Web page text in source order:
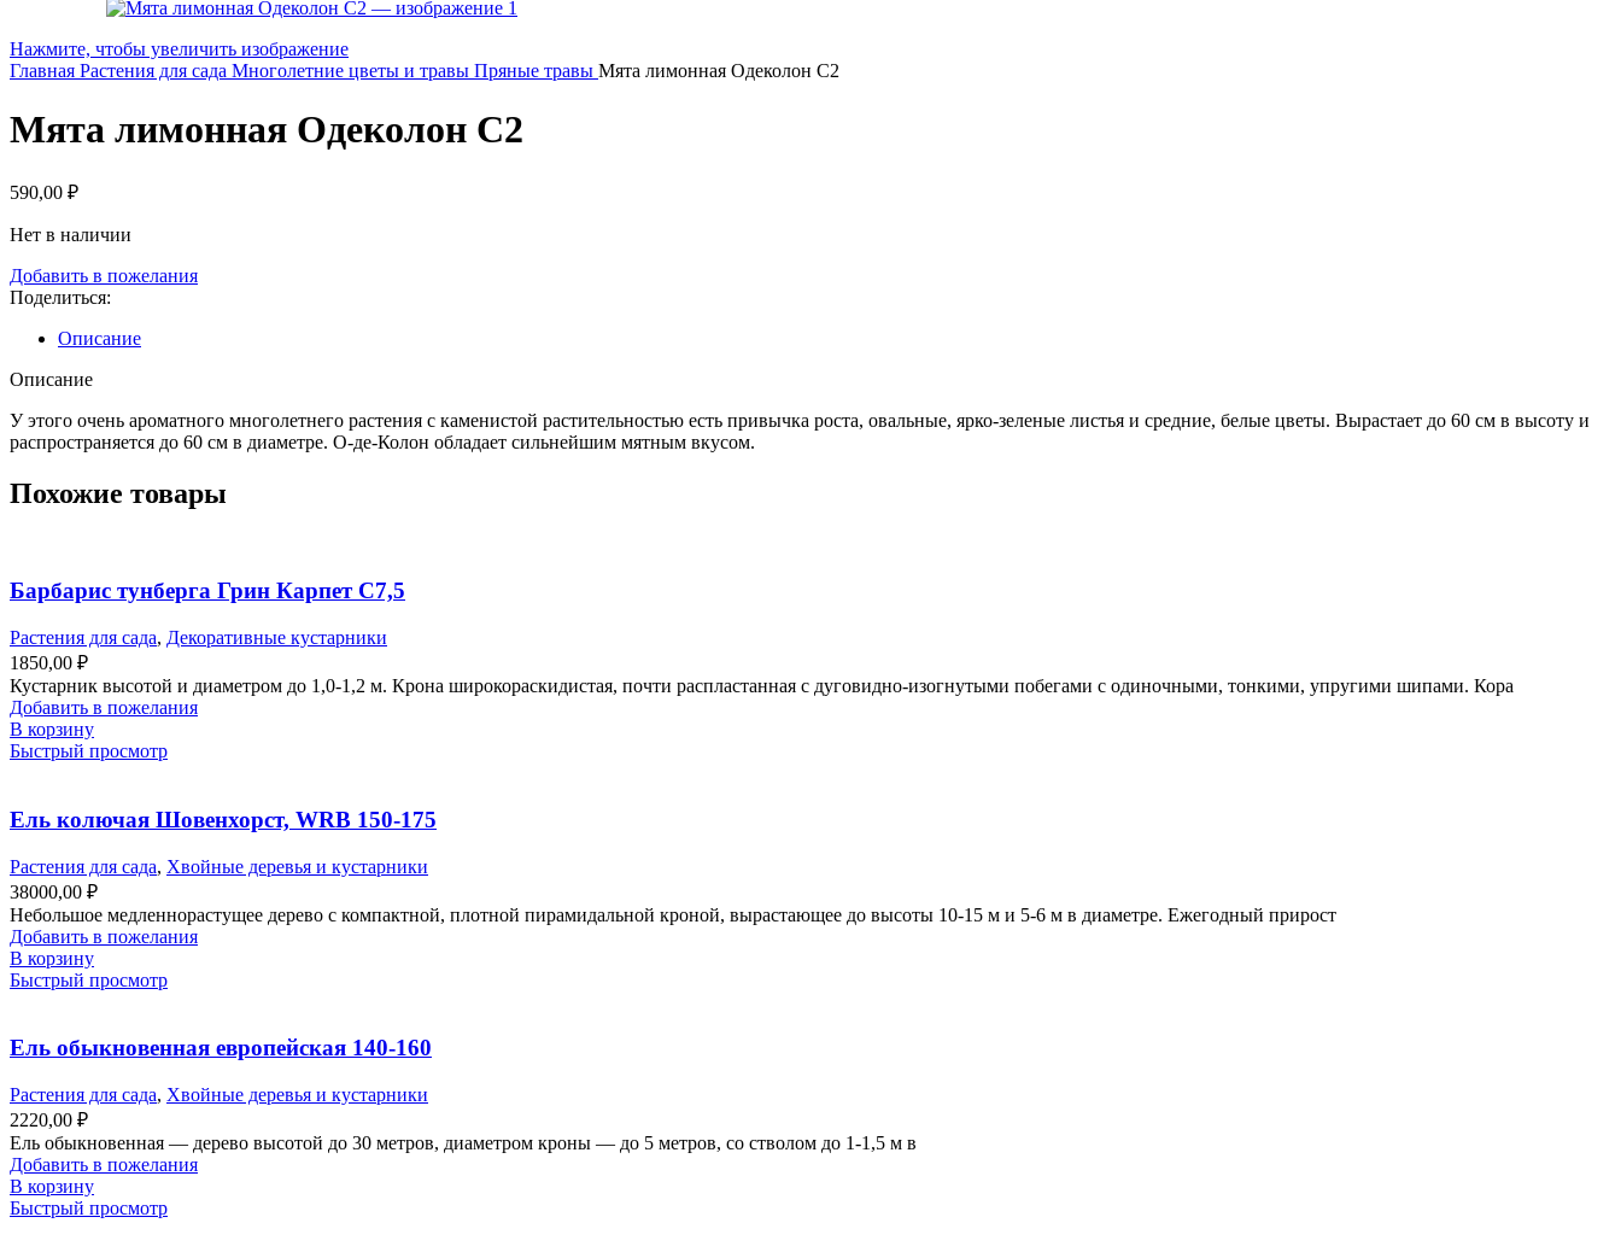
Нажмите, чтобы увеличить изображение
Главная Растения для сада Многолетние цветы и травы Пряные травы Мята лимонная Одеколон С2
Мята лимонная Одеколон С2
590,00 ₽
Нет в наличии
Добавить в пожелания
Поделиться:
Описание
Описание
У этого очень ароматного многолетнего растения с каменистой растительностью есть привычка роста, овальные, ярко-зеленые листья и средние, белые цветы. Вырастает до 60 см в высоту и
распространяется до 60 см в диаметре. О-де-Колон обладает сильнейшим мятным вкусом.
Похожие товары
Барбарис тунберга Грин Карпет С7,5
Растения для сада, Декоративные кустарники
1850,00 ₽
Кустарник высотой и диаметром до 1,0-1,2 м. Крона широкораскидистая, почти распластанная с дуговидно-изогнутыми побегами с одиночными, тонкими, упругими шипами. Кора
Добавить в пожелания
В корзину
Быстрый просмотр
Ель колючая Шовенхорст, WRB 150-175
Растения для сада, Хвойные деревья и кустарники
38000,00 ₽
Небольшое медленнорастущее дерево с компактной, плотной пирамидальной кроной, вырастающее до высоты 10-15 м и 5-6 м в диаметре. Ежегодный прирост
Добавить в пожелания
В корзину
Быстрый просмотр
Ель обыкновенная европейская 140-160
Растения для сада, Хвойные деревья и кустарники
2220,00 ₽
Ель обыкновенная — дерево высотой до 30 метров, диаметром кроны — до 5 метров, со стволом до 1-1,5 м в
Добавить в пожелания
В корзину
Быстрый просмотр